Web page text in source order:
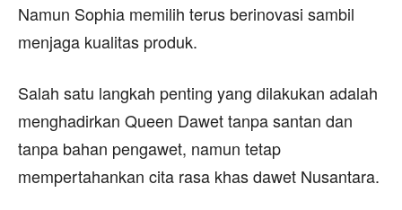
Namun Sophia memilih terus berinovasi sambil
menjaga kualitas produk.
Salah satu langkah penting yang dilakukan adalah
menghadirkan Queen Dawet tanpa santan dan
tanpa bahan pengawet, namun tetap
mempertahankan cita rasa khas dawet Nusantara.